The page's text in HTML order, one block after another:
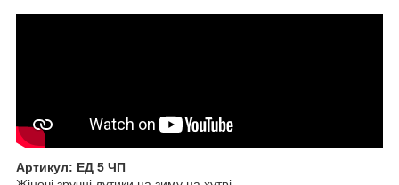
Артикул: ЕД 5 ЧП